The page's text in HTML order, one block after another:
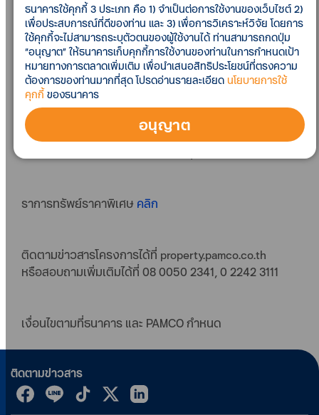
ทีทีบี และ PAMCO ลดแล้ว ลดอยู่ ลดต่อเนื่อง ทรัพย์เด่น
ทำเลดี ราคาโดนใจ กว่า 200 รายการ ลดสูงสุดกว่า 50%
อาทิ บ้านเดี่ยว บ้านแฝด ทาวน์เฮาส์ คอนโด อาคาร
พาณิชย์ สำนักงาน โรงงาน โกดัง ที่ดินเปล่า และอื่น ๆ
ราการทรัพย์ราคาพิเศษ คลิก
ติดตามข่าวสารโครงการได้ที่ property.pamco.co.th
หรือสอบถามเพิ่มเติมได้ที่ 08 0050 2341, 0 2242 3111
เงื่อนไขตามที่ธนาคาร และ PAMCO กำหนด
ธนาคารใช้คุกกี้ 3 ประเภท คือ 1) จำเป็นต่อการใช้งานของเว็บไซต์ 2)
เพื่อประสบการณ์ที่ดีของท่าน และ 3) เพื่อการวิเคราะห์วิจัย โดยการ
ใช้คุกกี้จะไม่สามารถระบุตัวตนของผู้ใช้งานได้ ท่านสามารถกดปุ่ม
“อนุญาต” ให้ธนาคารเก็บคุกกี้การใช้งานของท่านในการกำหนดเป้า
หมายทางการตลาดเพิ่มเติม เพื่อนำเสนอสิทธิประโยชน์ที่ตรงความ
ต้องการของท่านมากที่สุด โปรดอ่านรายละเอียด นโยบายการใช้
คุกกี้ของธนาคาร
อนุญาต
ติดตามข่าวสาร